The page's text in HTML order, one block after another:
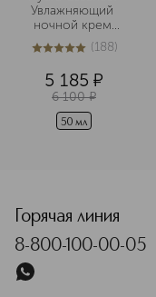
Увлажняющий
ночной крем
для любого
типа кожи
5из 5188 (188)
5 185 ¤
6 100 ¤
50 мл
Горячая линия
8-800-100-00-05